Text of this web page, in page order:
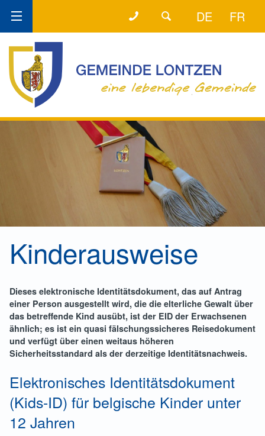
FR
DE
DER DIREKTE DRAHT! +32 (0) 87 89 80 50
Kinderausweise
Dieses elektronische Identitätsdokument, das auf Antrag
einer Person ausgestellt wird, die die elterliche Gewalt über
das betreffende Kind ausübt, ist der EID der Erwachsenen
ähnlich; es ist ein quasi fälschungssicheres Reisedokument
und verfügt über einen weitaus höheren
Sicherheitsstandard als der derzeitige Identitätsnachweis.
Elektronisches Identitätsdokument
(Kids-ID) für belgische Kinder unter
12 Jahren